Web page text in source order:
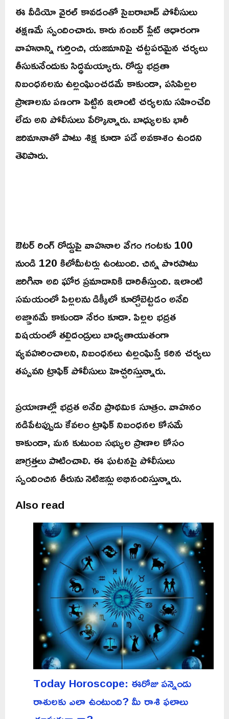
ఈ వీడియో వైరల్ కావడంతో సైబరాబాద్ పోలీసులు
తక్షణమే స్పందించారు. కారు నంబర్ ప్లేట్ ఆధారంగా
వాహనాన్ని గుర్తించి, యజమానిపై చట్టపరమైన చర్యలు
తీసుకునేందుకు సిద్ధమయ్యారు. రోడ్డు భద్రతా
నిబంధనలను ఉల్లంఘించడమే కాకుండా, పసిపిల్లల
ప్రాణాలను పణంగా పెట్టిన ఇలాంటి చర్యలను సహించేది
లేదు అని పోలీసులు పేర్కొన్నారు. బాధ్యులకు భారీ
జరిమానాతో పాటు శిక్ష కూడా పడే అవకాశం ఉందని
తెలిపారు.
ఔటర్ రింగ్ రోడ్డుపై వాహనాల వేగం గంటకు 100
నుండి 120 కిలోమీటర్లు ఉంటుంది. చిన్న పొరపాటు
జరిగినా అది ఘోర ప్రమాదానికి దారితీస్తుంది. ఇలాంటి
సమయంలో పిల్లలను డిక్కీలో కూర్చోబెట్టడం అనేది
అజ్ఞానమే కాకుండా నేరం కూడా. పిల్లల భద్రత
విషయంలో తల్లిదండ్రులు బాధ్యతాయుతంగా
వ్యవహరించాలని, నిబంధనలు ఉల్లంఘిస్తే కఠిన చర్యలు
తప్పవని ట్రాఫిక్ పోలీసులు హెచ్చరిస్తున్నారు.
ప్రయాణాల్లో భద్రత అనేది ప్రాథమిక సూత్రం. వాహనం
నడిపేటప్పుడు కేవలం ట్రాఫిక్ నిబంధనల కోసమే
కాకుండా, మన కుటుంబ సభ్యుల ప్రాణాల కోసం
జాగ్రత్తలు పాటించాలి. ఈ ఘటనపై పోలీసులు
స్పందించిన తీరును నెటిజన్లు అభినందిస్తున్నారు.
Also read
Today Horoscope: ఈరోజు పన్నెండు
రాశులకు ఎలా ఉంటుంది? మీ రాశి ఫలాలు